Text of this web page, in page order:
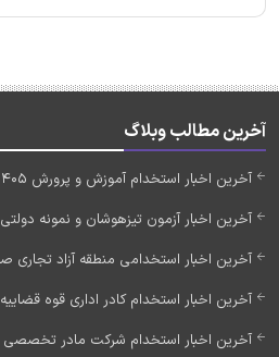
آخرین مطالب وبلاگ
آخرین اخبار استخدام آموزش و پرورش 1405 (به زودی)
آخرین اخبار آزمون تیزهوشان و نمونه دولتی
آخرین اخبار استخدامی منطقه آزاد تجاری
آخرین اخبار استخدام کادر اداری قوه قضاییه 1405 (به زودی)